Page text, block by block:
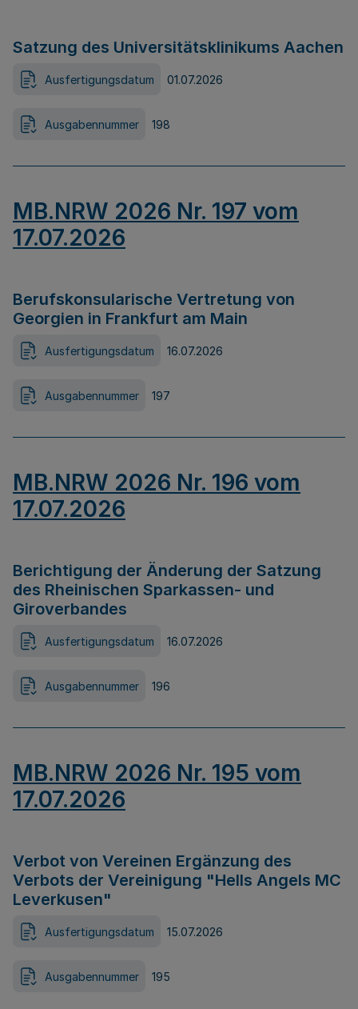
Satzung des Universitätsklinikums Aachen
Ausfertigungsdatum 01.07.2026
Ausgabennummer 198
MB.NRW 2026 Nr. 197 vom
17.07.2026
Berufskonsularische Vertretung von
Georgien in Frankfurt am Main
Ausfertigungsdatum 16.07.2026
Ausgabennummer 197
MB.NRW 2026 Nr. 196 vom
17.07.2026
Berichtigung der Änderung der Satzung
des Rheinischen Sparkassen- und
Giroverbandes
Ausfertigungsdatum 16.07.2026
Ausgabennummer 196
MB.NRW 2026 Nr. 195 vom
17.07.2026
Verbot von Vereinen Ergänzung des
Verbots der Vereinigung "Hells Angels MC
Leverkusen"
Ausfertigungsdatum 15.07.2026
Ausgabennummer 195